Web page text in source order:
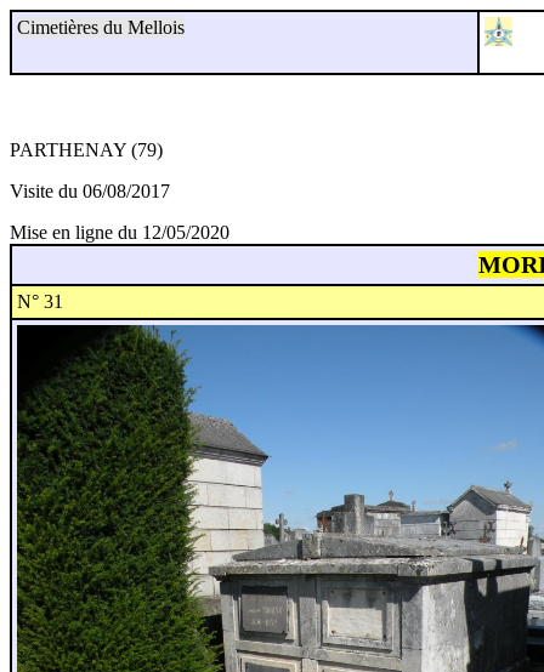
Cimetières du Mellois
PARTHENAY (79)
Visite du 06/08/2017
Mise en ligne du 12/05/2020
N° 31